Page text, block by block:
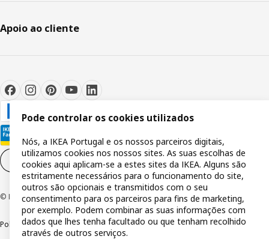
Apoio ao cliente
Definições de cookies PT
© Inter IKEA Systems B.V 1999-2026
Política de privacidadePolítica de cookiesTermos de utilização
Pode controlar os cookies utilizados
Nós, a IKEA Portugal e os nossos parceiros digitais,
utilizamos cookies nos nossos sites. As suas escolhas de
cookies aqui aplicam-se a estes sites da IKEA. Alguns são
estritamente necessários para o funcionamento do site,
outros são opcionais e transmitidos com o seu
consentimento para os parceiros para fins de marketing,
por exemplo. Podem combinar as suas informações com
dados que lhes tenha facultado ou que tenham recolhido
através de outros serviços.